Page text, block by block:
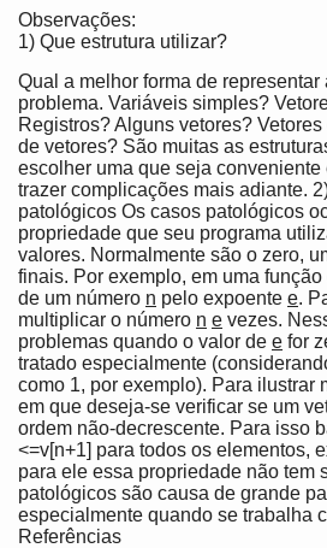
Observações:
1) Que estrutura utilizar?
Qual a melhor forma de
problema. Variáveis simples?
Registros? Alguns vetores?
de vetores? São muitas as
escolher uma que seja conveniente
trazer complicações mais adiante.
patológicos Os casos patológicos
propriedade que seu programa
valores. Normalmente são o zero,
finais. Por exemplo, em uma
de um número n pelo expoente e.
multiplicar o número n e vezes.
problemas quando o valor de e for
tratado especialmente
como 1, por exemplo). Para ilustrar
em que deseja-se verificar se um
ordem não-decrescente. Para isso
<=v[n+1] para todos os elementos,
para ele essa propriedade não tem
patológicos são causa de grande
especialmente quando se trabalha
Referências